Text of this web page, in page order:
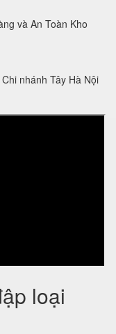
và An Toàn Kho
nhánh Tây Hà Nội
loại